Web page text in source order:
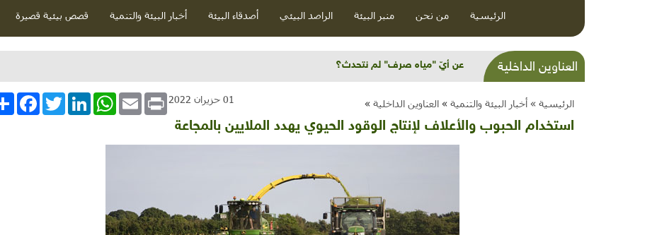
الرئيسية من نحن منبر البيئة الراصد البيئي أصدقاء البيئة أخبار البيئة والتنمية قصص بيئية قصيرة
العناوين الداخلية أميرة النحل عرفت كيف تكون "الحياة حلوة"
الرئيسية » أخبار البيئة والتنمية » العناوين الداخلية » انشر
FacebookTwitterLinkedInWhatsApp Email Print 01 حزيران 2022
استخدام الحبوب والأعلاف لإنتاج الوقود الحيوي يهدد الملايين بالمجاعة